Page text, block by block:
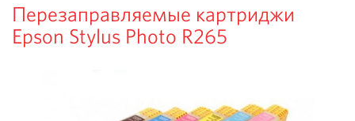
Перезаправляемые картриджи
Epson Stylus Photo R265